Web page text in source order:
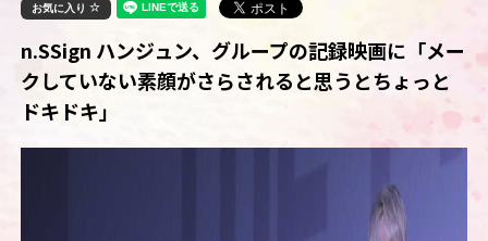
お気に入り
n.SSign ハンジュン、グループの記録映画に「メー
クしていない素顔がさらされると思うとちょっと
ドキドキ」